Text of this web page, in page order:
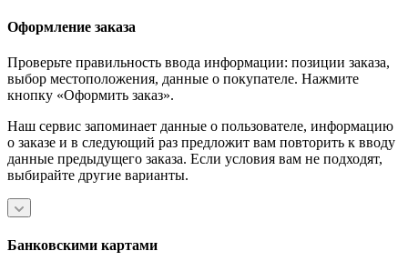
Оформление заказа
Проверьте правильность ввода информации: позиции заказа,
выбор местоположения, данные о покупателе. Нажмите
кнопку «Оформить заказ».
Наш сервис запоминает данные о пользователе, информацию
о заказе и в следующий раз предложит вам повторить к вводу
данные предыдущего заказа. Если условия вам не подходят,
выбирайте другие варианты.
Банковскими картами